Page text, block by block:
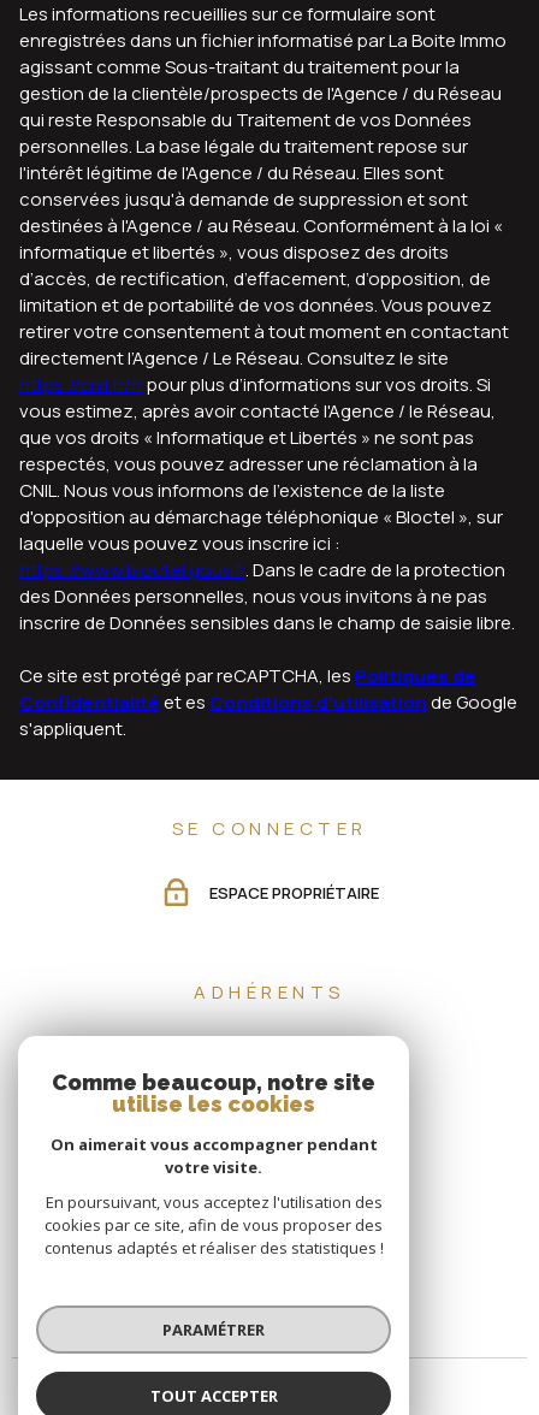
Les informations recueillies sur ce formulaire sont
enregistrées dans un fichier informatisé par La Boite Immo
agissant comme Sous-traitant du traitement pour la
gestion de la clientèle/prospects de l'Agence / du Réseau
qui reste Responsable du Traitement de vos Données
personnelles. La base légale du traitement repose sur
l'intérêt légitime de l'Agence / du Réseau. Elles sont
conservées jusqu'à demande de suppression et sont
destinées à l'Agence / au Réseau. Conformément à la loi «
informatique et libertés », vous disposez des droits
d’accès, de rectification, d’effacement, d’opposition, de
limitation et de portabilité de vos données. Vous pouvez
retirer votre consentement à tout moment en contactant
directement l’Agence / Le Réseau. Consultez le site
https://cnil.fr/frpour plus d’informations sur vos droits. Si
vous estimez, après avoir contacté l'Agence / le Réseau,
que vos droits « Informatique et Libertés » ne sont pas
respectés, vous pouvez adresser une réclamation à la
CNIL. Nous vous informons de l’existence de la liste
d'opposition au démarchage téléphonique « Bloctel », sur
laquelle vous pouvez vous inscrire ici :
https://www.bloctel.gouv.fr. Dans le cadre de la protection
des Données personnelles, nous vous invitons à ne pas
inscrire de Données sensibles dans le champ de saisie libre.
Ce site est protégé par reCAPTCHA, les Politiques de
Confidentialitéet es Conditions d'utilisationde Google
s'appliquent.
SE CONNECTER
ESPACE PROPRIÉTAIRE
ADHÉRENTS
Comme beaucoup, notre site
utilise les cookies
On aimerait vous accompagner pendant
votre visite.
En poursuivant, vous acceptez l'utilisation des
cookies par ce site, afin de vous proposer des
contenus adaptés et réaliser des statistiques !
PARAMÉTRER
TOUT ACCEPTER